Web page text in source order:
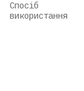
Спосіб
використання